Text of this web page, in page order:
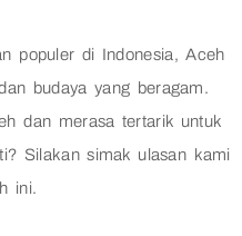
populer di Indonesia, Aceh
budaya yang beragam.
dan merasa tertarik untuk
Silakan simak ulasan kami
ini.